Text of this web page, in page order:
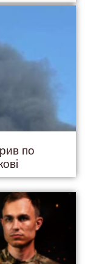
по